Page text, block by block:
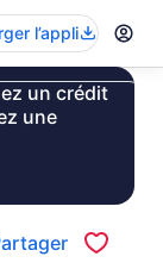
l’appli
un crédit
une